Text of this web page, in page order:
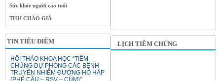
Sức khỏe người cao tuổi
THƯ CHÀO GIÁ
TIN TIÊU ĐIỂM
HỘI THẢO KHOA HỌC “TIÊM
CHỦNG DỰ PHÒNG CÁC BỆNH
TRUYỀN NHIỄM ĐƯỜNG HÔ HẤP
(PHẾ CẦU – RSV – CÚM)”
LỊCH TIÊM CHỦNG